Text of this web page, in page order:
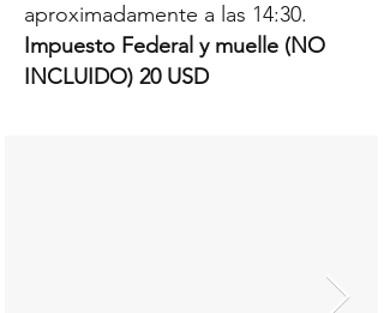
aproximadamente a las 14:30.
Impuesto Federal y muelle (NO
INCLUIDO) 20 USD